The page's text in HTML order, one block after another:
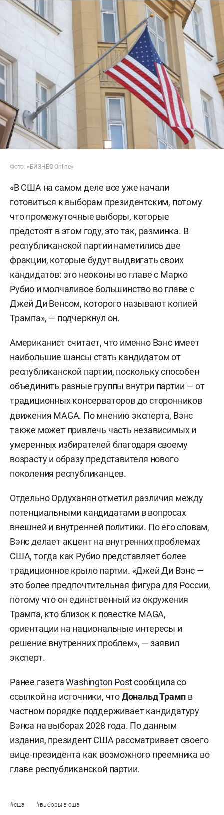
Фото: «БИЗНЕС Online»
«В США на самом деле все уже начали
готовиться к выборам президентским, потому
что промежуточные выборы, которые
предстоят в этом году, это так, разминка. В
республиканской партии наметились две
фракции, которые будут выдвигать своих
кандидатов: это неоконы во главе с Марко
Рубио и молчаливое большинство во главе с
Джей Ди Венсом, которого называют копией
Трампа», — подчеркнул он.
Американист считает, что именно Вэнс имеет
наибольшие шансы стать кандидатом от
республиканской партии, поскольку способен
объединить разные группы внутри партии — от
традиционных консерваторов до сторонников
движения MAGA. По мнению эксперта, Вэнс
также может привлечь часть независимых и
умеренных избирателей благодаря своему
возрасту и образу представителя нового
поколения республиканцев.
Отдельно Ордуханян отметил различия между
потенциальными кандидатами в вопросах
внешней и внутренней политики. По его словам,
Вэнс делает акцент на внутренних проблемах
США, тогда как Рубио представляет более
традиционное крыло партии. «Джей Ди Вэнс —
это более предпочтительная фигура для России,
потому что он единственный из окружения
Трампа, кто близок к повестке MAGA,
ориентации на национальные интересы и
решение внутренних проблем», — заявил
эксперт.
Ранее газетаWashington Postсообщила со
ссылкой на источники, чтоДональд Трамп в
частном порядке поддерживает кандидатуру
Вэнса на выборах 2028 года. По данным
издания, президент США рассматривает своего
вице-президента как возможного преемника во
главе республиканской партии.
#сша #выборы в сша